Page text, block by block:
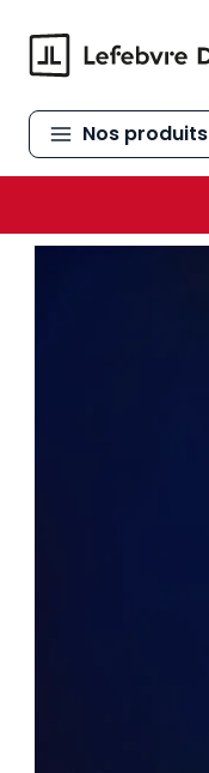
Nos produits